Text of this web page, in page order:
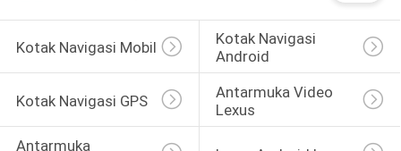
Kotak Navigasi Mobil
Kotak Navigasi
Android
Kotak Navigasi GPS
Antarmuka Video
Lexus
Antarmuka